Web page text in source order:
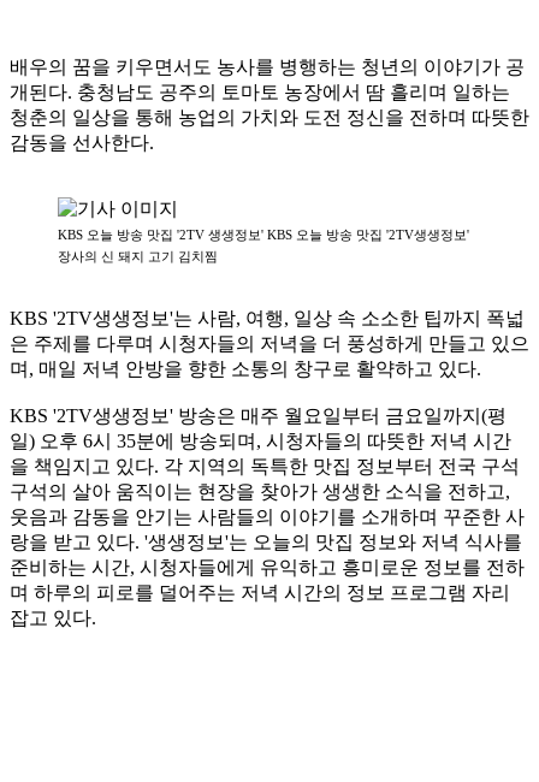
배우의 꿈을 키우면서도 농사를 병행하는 청년의 이야기가 공
개된다. 충청남도 공주의 토마토 농장에서 땀 흘리며 일하는
청춘의 일상을 통해 농업의 가치와 도전 정신을 전하며 따뜻한
감동을 선사한다.
KBS 오늘 방송 맛집 '2TV 생생정보' KBS 오늘 방송 맛집 '2TV생생정보'
장사의 신 돼지 고기 김치찜
KBS '2TV생생정보'는 사람, 여행, 일상 속 소소한 팁까지 폭넓
은 주제를 다루며 시청자들의 저녁을 더 풍성하게 만들고 있으
며, 매일 저녁 안방을 향한 소통의 창구로 활약하고 있다.
KBS '2TV생생정보' 방송은 매주 월요일부터 금요일까지(평
일) 오후 6시 35분에 방송되며, 시청자들의 따뜻한 저녁 시간
을 책임지고 있다. 각 지역의 독특한 맛집 정보부터 전국 구석
구석의 살아 움직이는 현장을 찾아가 생생한 소식을 전하고,
웃음과 감동을 안기는 사람들의 이야기를 소개하며 꾸준한 사
랑을 받고 있다. '생생정보'는 오늘의 맛집 정보와 저녁 식사를
준비하는 시간, 시청자들에게 유익하고 흥미로운 정보를 전하
며 하루의 피로를 덜어주는 저녁 시간의 정보 프로그램 자리
잡고 있다.